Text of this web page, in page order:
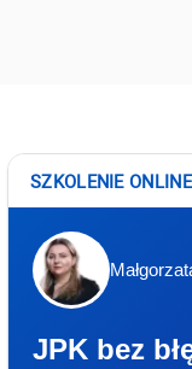
SZKOLENIE ONLINE
JPK bez